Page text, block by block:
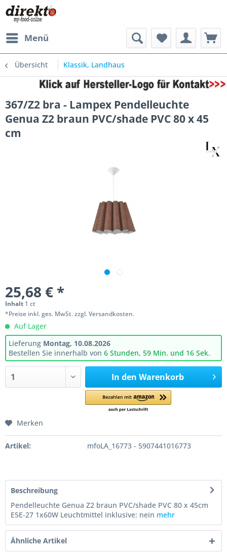
Menü
Übersicht Klassik, Landhaus
367/Z2 bra - Lampex Pendelleuchte
Genua Z2 braun PVC/shade PVC 80 x 45
cm
25,68 € *
Inhalt 1 ct
*Preise inkl. ges. MwSt. zzgl. Versandkosten.
Auf Lager
Lieferung Montag, 10.08.2026
Bestellen Sie innerhalb von 6 Stunden, 59 Min. und 16 Sek.
In den Warenkorb
Merken
Artikel: mfoLA_16773 - 5907441016773
Beschreibung
Pendelleuchte Genua Z2 braun PVC/shade PVC 80 x 45cm
E5E-27 1x60W Leuchtmittel inklusive: nein mehr
Ähnliche Artikel